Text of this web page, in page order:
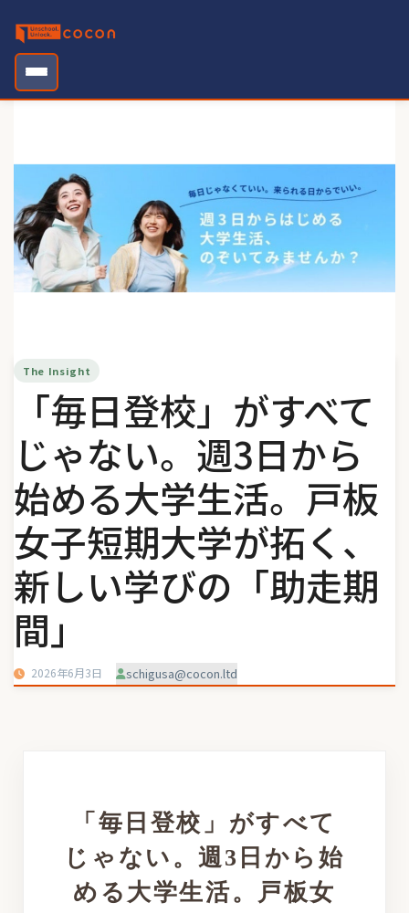
content
The Insight
「毎日登校」がすべて
じゃない。週3日から
始める大学生活。戸板
女子短期大学が拓く、
新しい学びの「助走期
間」
2026年6月3日 schigusa@cocon.ltd
「毎日登校」がすべて
じゃない。週3日から始
める大学生活。戸板女